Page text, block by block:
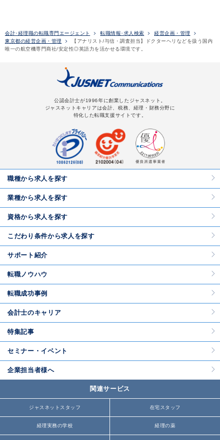
会計･経理職の転職専門エージェント 転職情報･求人検索
経営企画・管理
東京都の経営企画・管理
【アナリスト/与信・調査担当】ドクターヘリなどを扱う国内
唯一の航空機専門商社/安定性◎英語力を活かせる環境です。
公認会計士が1996年に創業したジャスネット。
ジャスネットキャリアは会計、税務、経理・財務分野に
特化した転職支援サイトです。
職種から求人を探す
業種から求人を探す
資格から求人を探す
こだわり条件から求人を探す
サポート紹介
転職ノウハウ
転職成功事例
会計士のキャリア
特集記事
セミナー・イベント
企業担当者様へ
関連サービス
ジャスネットスタッフ 在宅スタッフ
経理実務の学校 経理の薬